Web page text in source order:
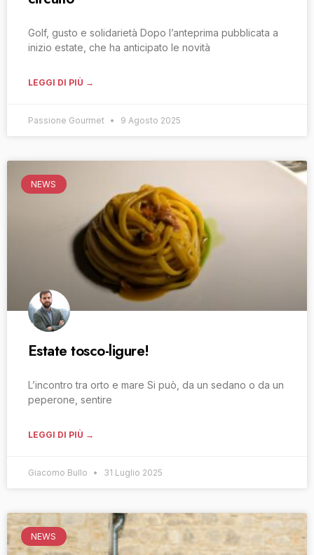
Golf, gusto e solidarietà Dopo l’anteprima pubblicata a
inizio estate, che ha anticipato le novità
LEGGI DI PIÙ →
Passione Gourmet 9 Agosto 2025
NEWS
Estate tosco-ligure!
L’incontro tra orto e mare Si può, da un sedano o da un
peperone, sentire
LEGGI DI PIÙ →
Giacomo Bullo 31 Luglio 2025
NEWS